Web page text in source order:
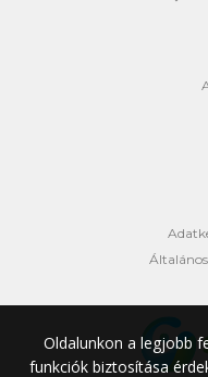
Oldalunkon a legjobb
funkciók biztosítása